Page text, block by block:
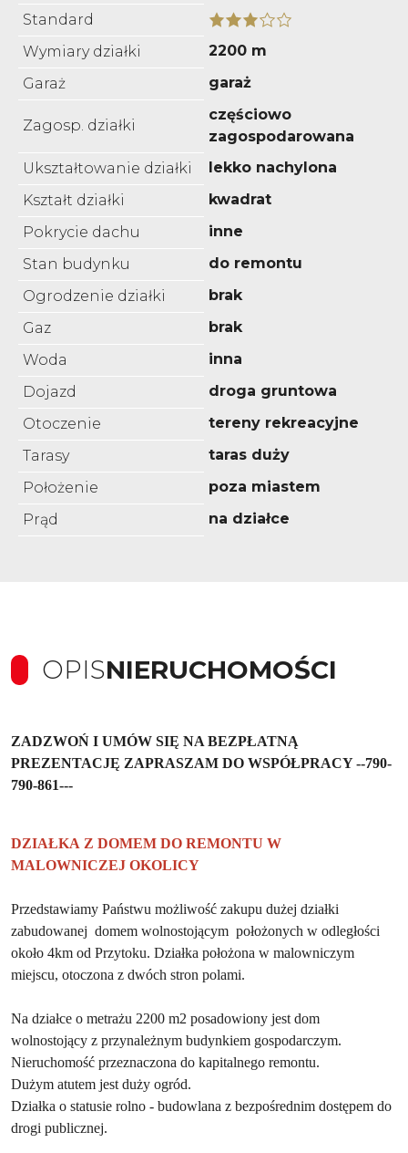
Standard
Wymiary działki
2200 m
Garaż
garaż
Zagosp. działki
częściowo
zagospodarowana
Ukształtowanie działki
lekko nachylona
Kształt działki
kwadrat
Pokrycie dachu
inne
Stan budynku
do remontu
Ogrodzenie działki
brak
Gaz
brak
Woda
inna
Dojazd
droga gruntowa
Otoczenie
tereny rekreacyjne
Tarasy
taras duży
Położenie
poza miastem
Prąd
na działce
OPISNIERUCHOMOŚCI
ZADZWOŃ I UMÓW SIĘ NA BEZPŁATNĄ
PREZENTACJĘ ZAPRASZAM DO WSPÓŁPRACY --790-
790-861---
DZIAŁKA Z DOMEM DO REMONTU W
MALOWNICZEJ OKOLICY
Przedstawiamy Państwu możliwość zakupu dużej działki
zabudowanej domem wolnostojącym położonych w odległości
około 4km od Przytoku. Działka położona w malowniczym
miejscu, otoczona z dwóch stron polami.
Na działce o metrażu 2200 m2 posadowiony jest dom
wolnostojący z przynależnym budynkiem gospodarczym.
Nieruchomość przeznaczona do kapitalnego remontu.
Dużym atutem jest duży ogród.
Działka o statusie rolno - budowlana z bezpośrednim dostępem do
drogi publicznej.